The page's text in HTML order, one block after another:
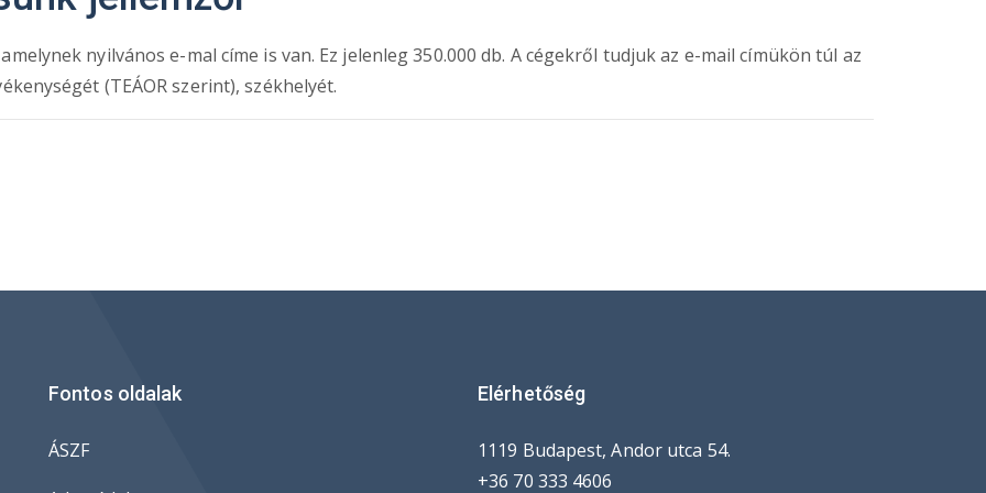
nyilvános e-mal címe is van. Ez jelenleg 350.000 db. A cégekről tudjuk az e-mail címükön túl az
(TEÁOR szerint), székhelyét.
Fontos oldalak
ÁSZF
Elérhetőség
1119 Budapest, Andor utca 54.
+36 70 333 4606